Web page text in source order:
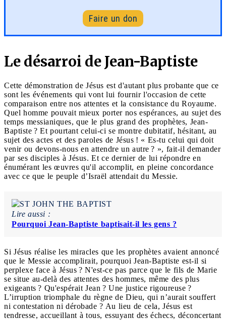
Faire un don
Le désarroi de Jean-Baptiste
Cette démonstration de Jésus est d'autant plus probante que ce
sont les événements qui vont lui fournir l'occasion de cette
comparaison entre nos attentes et la consistance du Royaume.
Quel homme pouvait mieux porter nos espérances, au sujet des
temps messianiques, que le plus grand des prophètes, Jean-
Baptiste ? Et pourtant celui-ci se montre dubitatif, hésitant, au
sujet des actes et des paroles de Jésus ! « Es-tu celui qui doit
venir ou devons-nous en attendre un autre ? », fait-il demander
par ses disciples à Jésus. Et ce dernier de lui répondre en
énumérant les œuvres qu'il accomplit, en pleine concordance
avec ce que le peuple d’Israël attendait du Messie.
Lire aussi :
Pourquoi Jean-Baptiste baptisait-il les gens ?
Si Jésus réalise les miracles que les prophètes avaient annoncé
que le Messie accomplirait, pourquoi Jean-Baptiste est-il si
perplexe face à Jésus ? N'est-ce pas parce que le fils de Marie
se situe au-delà des attentes des hommes, même des plus
exigeants ? Qu'espérait Jean ? Une justice rigoureuse ?
L’irruption triomphale du règne de Dieu, qui n’aurait souffert
ni contestation ni dérobade ? Au lieu de cela, Jésus est
tendresse, accueillant à tous, essuyant des échecs, déconcertant